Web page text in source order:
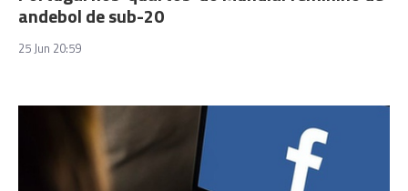
andebol de sub-20
25 Jun 20:59